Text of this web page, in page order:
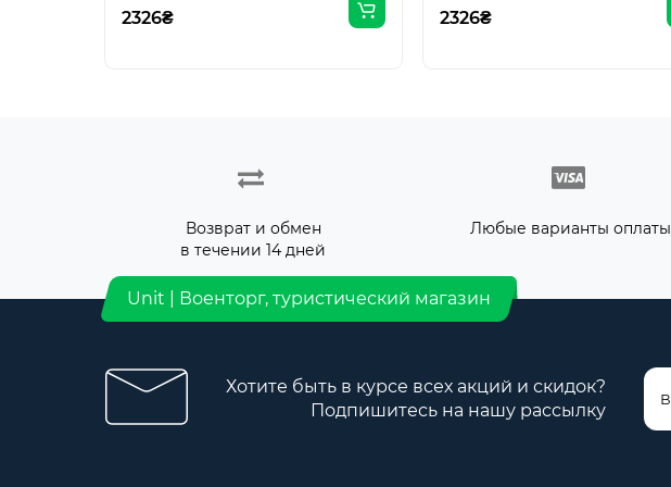
2326₴ 2326₴
Возврат и обмен
в течении 14 дней
Любые варианты оплаты
Unit | Военторг, туристический магазин
Хотите быть в курсе всех акций и скидок?
Подпишитесь на нашу рассылку